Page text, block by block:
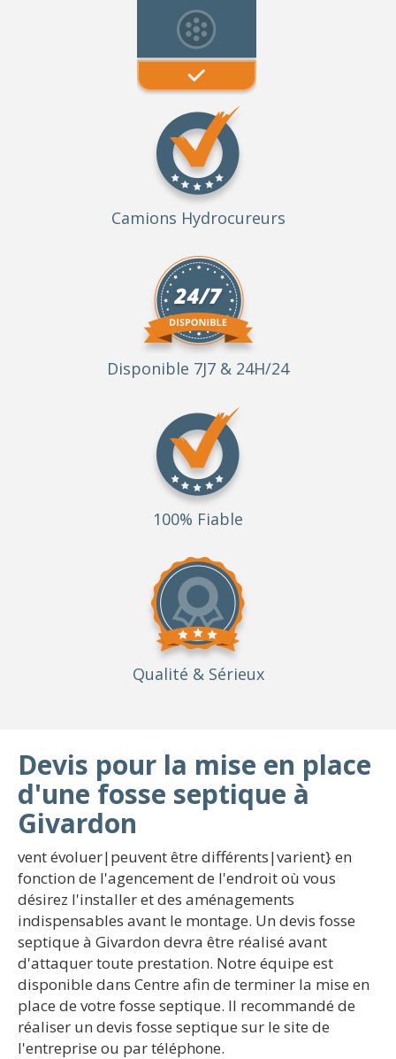
Camions Hydrocureurs
Disponible 7J7 & 24H/24
100% Fiable
Qualité & Sérieux
Devis pour la mise en place
d'une fosse septique à
Givardon
vent évoluer|peuvent être différents|varient} en
fonction de l'agencement de l'endroit où vous
désirez l'installer et des aménagements
indispensables avant le montage. Un devis fosse
septique à Givardon devra être réalisé avant
d'attaquer toute prestation. Notre équipe est
disponible dans Centre afin de terminer la mise en
place de votre fosse septique. Il recommandé de
réaliser un devis fosse septique sur le site de
l'entreprise ou par téléphone.